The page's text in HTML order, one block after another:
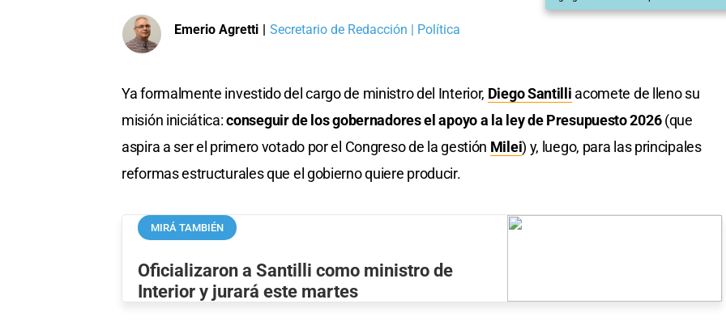
Emerio Agretti | Secretario de Redacción | Política
Ya formalmente investido del cargo de ministro del Interior, Diego Santilli acomete de lleno su
misión iniciática:conseguir de los gobernadores el apoyo a la ley de Presupuesto 2026(que
aspira a ser el primero votado por el Congreso de la gestión Milei) y, luego, para las principales
reformas estructurales que el gobierno quiere producir.
MIRÁ TAMBIÉN
Oficializaron a Santilli como ministro de
Interior y jurará este martes